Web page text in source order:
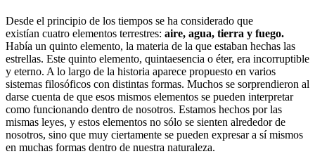
Desde el principio de los tiempos se ha considerado que
existían cuatro elementos terrestres: aire, agua, tierra y fuego.
Había un quinto elemento, la materia de la que estaban hechas las
estrellas. Este quinto elemento, quintaesencia o éter, era incorruptible
y eterno. A lo largo de la historia aparece propuesto en varios
sistemas filosóficos con distintas formas. Muchos se sorprendieron al
darse cuenta de que esos mismos elementos se pueden interpretar
como funcionando dentro de nosotros. Estamos hechos por las
mismas leyes, y estos elementos no sólo se sienten alrededor de
nosotros, sino que muy ciertamente se pueden expresar a sí mismos
en muchas formas dentro de nuestra naturaleza.